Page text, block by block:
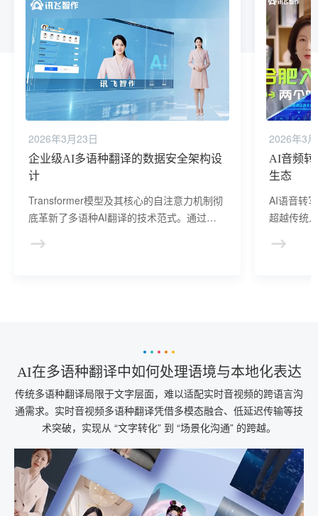
2026年3月23日
企业级AI多语种翻译的数据安全架构设
计
Transformer模型及其核心的自注意力机制彻
底革新了多语种AI翻译的技术范式。通过完
一技术解决了传统循环神经网络在长距离依
2026年3
AI音频转
生态
AI语音转
超越传统
范式转移
AI在多语种翻译中如何处理语境与本地化表达
传统多语种翻译局限于文字层面，难以适配实时音视频的跨语言沟
通需求。实时音视频多语种翻译凭借多模态融合、低延迟传输等技
术突破，实现从 “文字转化” 到 “场景化沟通” 的跨越。